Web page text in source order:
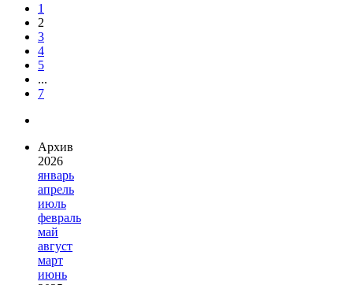
1
2
3
4
5
...
7
Архив
2026
январь
апрель
июль
февраль
май
август
март
июнь